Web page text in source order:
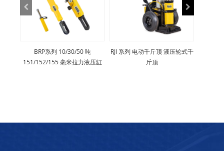
BRP系列 10/30/50 吨
151/152/155 毫米拉力液压缸
RJI 系列 电动千斤顶 液压轮式千
斤顶